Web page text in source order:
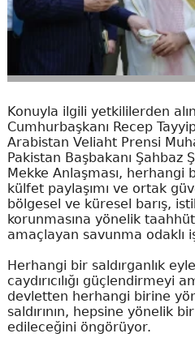
Konuyla ilgili yetkililerden
Cumhurbaşkanı Recep
Arabistan Veliaht Prensi
Pakistan Başbakanı Şahbaz
Mekke Anlaşması,
külfet paylaşımı ve ortak
bölgesel ve küresel barış,
korunmasına yönelik
amaçlayan savunma odaklı
Herhangi bir saldırganlık
caydırıcılığı güçlendirmeyi
devletten herhangi birine
saldırının, hepsine yönelik
edileceğini öngörüyor.